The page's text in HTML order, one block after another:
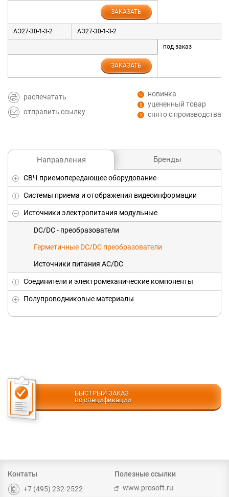
Направления Бренды
СВЧ приемопередающее оборудование
Системы приема и отображения видеоинформации
Источники электропитания модульные
DC/DC - преобразователи
Герметичные DC/DC преобразователи
Источники питания AC/DC
Соединители и электромеханические компоненты
Полупроводниковые материалы
БЫСТРЫЙ ЗАКАЗ
по спецификации
ЗАКАЗАТЬ
АЭ27-30-1-3-2 АЭ27-30-1-3-2
под заказ
ЗАКАЗАТЬ
распечатать
отправить ссылку
новинка
уцененный товар
снято с производства
Контаты
+7 (495) 232-2522
Полезные ссылки
www.prosoft.ru